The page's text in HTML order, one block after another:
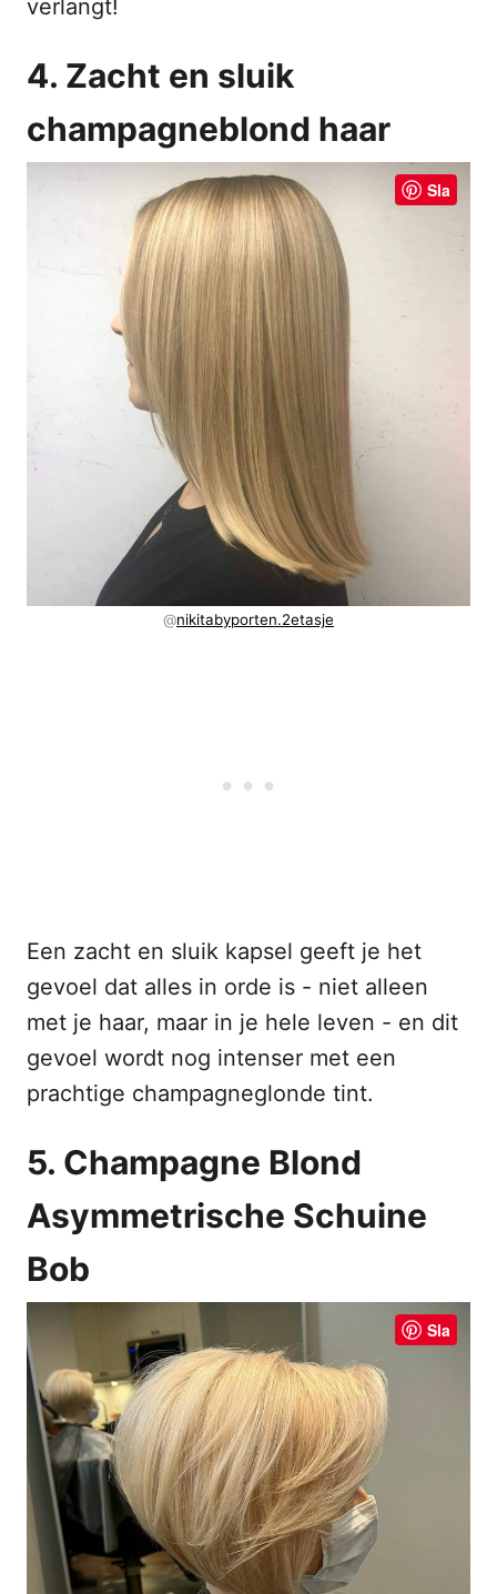
verlangt!
4. Zacht en sluik
champagneblond haar
Sla
@nikitabyporten.2etasje
Een zacht en sluik kapsel geeft je het
gevoel dat alles in orde is - niet alleen
met je haar, maar in je hele leven - en dit
gevoel wordt nog intenser met een
prachtige champagneglonde tint.
5. Champagne Blond
Asymmetrische Schuine
Bob
Sla